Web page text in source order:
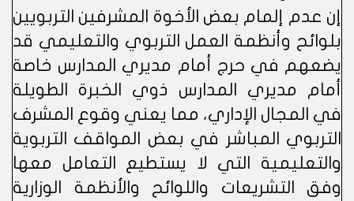
إن عدم إلمام بعض الأخوة المشرفين التربويين
بلوائح وأنظمة العمل التربوي والتعليمي قد
يضعهم في حرج أمام مديري المدارس خاصة
أمام مديري المدارس ذوي الخبرة الطويلة
في المجال الإداري، مما يعني وقوع المشرف
التربوي المباشر في بعض المواقف التربوية
والتعليمية التي لا يستطيع التعامل معها
وفق التشريعات واللوائح والأنظمة الوزارية